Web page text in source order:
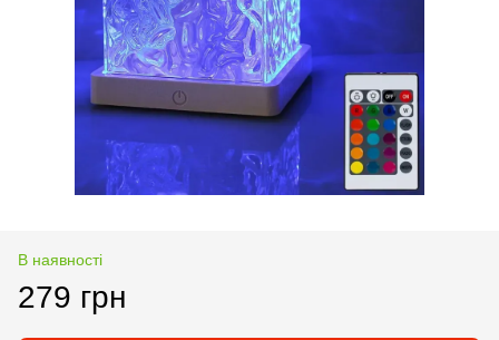
В наявності
279 грн